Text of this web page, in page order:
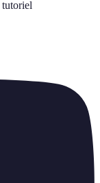
tutoriel